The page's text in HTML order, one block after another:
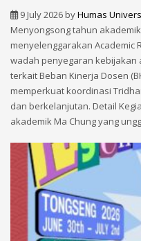
9 July 2026byHumas
Menyongsong tahun
menyelenggarakan Academic
wadah penyegaran kebijakan
terkait Beban Kinerja Dosen
memperkuat koordinasi
dan berkelanjutan. Detail
akademik Ma Chung yang